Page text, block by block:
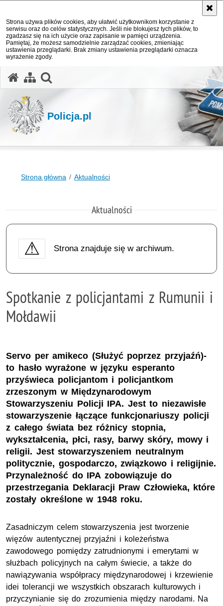
Strona używa plików cookies, aby ułatwić użytkownikom korzystanie z
serwisu oraz do celów statystycznych. Jeśli nie blokujesz tych plików, to
zgadzasz się na ich użycie oraz zapisanie w pamięci urządzenia.
Pamiętaj, że możesz samodzielnie zarządzać cookies, zmieniając
ustawienia przeglądarki. Brak zmiany ustawienia przeglądarki oznacza
wyrażenie zgody.
Policja.pl
Strona główna Aktualności
Aktualności
Strona znajduje się w archiwum.
Spotkanie z policjantami z Rumunii i
Mołdawii
Servo per amikeco (Służyć poprzez przyjaźń)-
to hasło wyrażone w języku esperanto
przyświeca policjantom i policjantkom
zrzeszonym w Międzynarodowym
Stowarzyszeniu Policji IPA. Jest to niezawisłe
stowarzyszenie łączące funkcjonariuszy policji
z całego świata bez różnicy stopnia,
wykształcenia, płci, rasy, barwy skóry, mowy i
religii. Jest stowarzyszeniem neutralnym
politycznie, gospodarczo, związkowo i religijnie.
Przynależność do IPA zobowiązuje do
przestrzegania Deklaracji Praw Człowieka, które
zostały określone w 1948 roku.
Zasadniczym celem stowarzyszenia jest tworzenie
więzów autentycznej przyjaźni i koleżeństwa
zawodowego pomiędzy zatrudnionymi i emerytami w
służbach policyjnych na całym świecie, a także do
nawiązywania współpracy międzynarodowej i krzewienie
idei tolerancji we wszystkich obszarach kulturowych i
przyczynianie się do zrozumienia między narodami. Na